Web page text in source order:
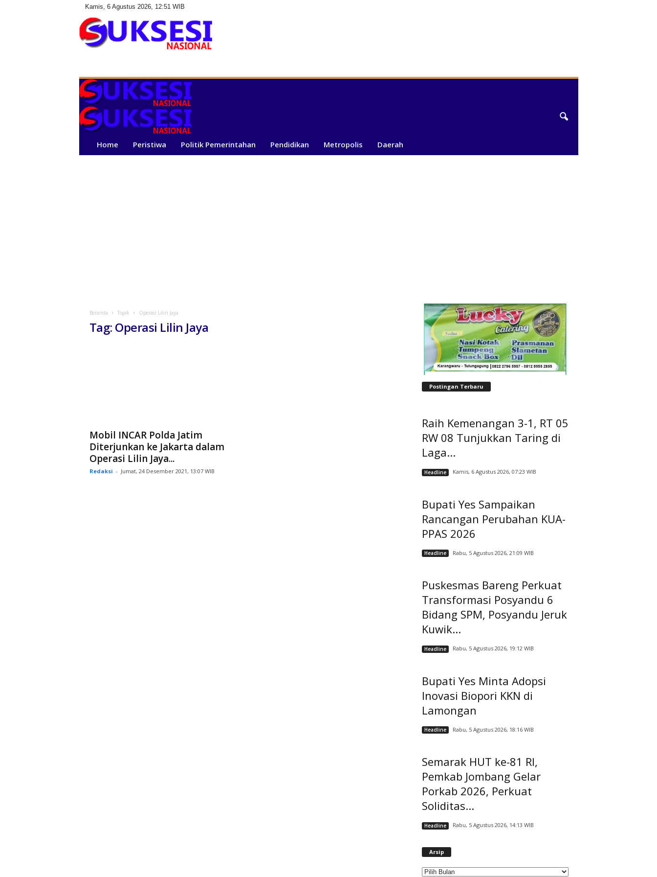
Kamis, 6 Agustus 2026, 12:51 WIB
s
e
i
N
i
Home Peristiwa Politik Pemerintahan Pendidikan Metropolis Daerah
Beranda Topik Operasi Lilin Jaya
Tag: Operasi Lilin Jaya
Mobil INCAR Polda Jatim
Diterjunkan ke Jakarta dalam
Operasi Lilin Jaya...
Redaksi - Jumat, 24 Desember 2021, 13:07 WIB
Postingan Terbaru
Raih Kemenangan 3-1, RT 05
RW 08 Tunjukkan Taring di
Laga...
Headline Kamis, 6 Agustus 2026, 07:23 WIB
Bupati Yes Sampaikan
Rancangan Perubahan KUA-
PPAS 2026
Headline Rabu, 5 Agustus 2026, 21:09 WIB
Puskesmas Bareng Perkuat
Transformasi Posyandu 6
Bidang SPM, Posyandu Jeruk
Kuwik...
Headline Rabu, 5 Agustus 2026, 19:12 WIB
Bupati Yes Minta Adopsi
Inovasi Biopori KKN di
Lamongan
Headline Rabu, 5 Agustus 2026, 18:16 WIB
Semarak HUT ke-81 RI,
Pemkab Jombang Gelar
Porkab 2026, Perkuat
Soliditas...
Headline Rabu, 5 Agustus 2026, 14:13 WIB
Arsip
i